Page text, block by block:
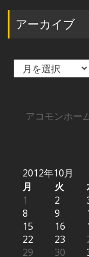
アーカイブ
ア
アコモンホー
2012年10月
月
火
1
2
8
9
15
16
22
23
29
30